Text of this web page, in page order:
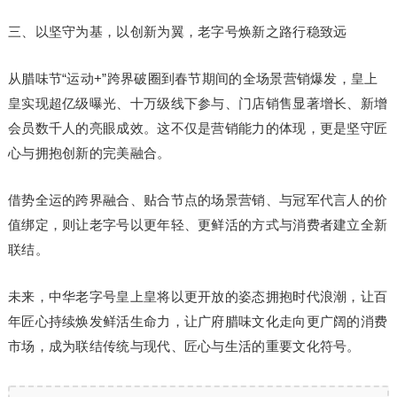
三、以坚守为基，以创新为翼，老字号焕新之路行稳致远
从腊味节“运动+”跨界破圈到春节期间的全场景营销爆发，皇上
皇实现超亿级曝光、十万级线下参与、门店销售显著增长、新增
会员数千人的亮眼成效。这不仅是营销能力的体现，更是坚守匠
心与拥抱创新的完美融合。
借势全运的跨界融合、贴合节点的场景营销、与冠军代言人的价
值绑定，则让老字号以更年轻、更鲜活的方式与消费者建立全新
联结。
未来，中华老字号皇上皇将以更开放的姿态拥抱时代浪潮，让百
年匠心持续焕发鲜活生命力，让广府腊味文化走向更广阔的消费
市场，成为联结传统与现代、匠心与生活的重要文化符号。